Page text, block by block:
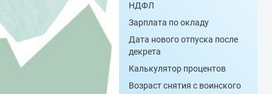
НДФЛ
Зарплата по окладу
Дата нового отпуска после
декрета
Калькулятор процентов
Возраст снятия с воинского